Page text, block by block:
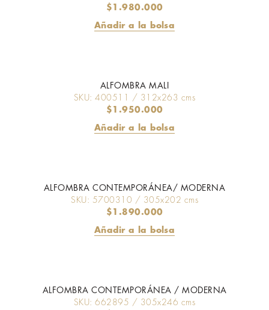
$ 1.980.000
Añadir a la bolsa
ALFOMBRA MALI
SKU: 400511 / 312x263 cms
$ 1.950.000
Añadir a la bolsa
ALFOMBRA CONTEMPORÁNEA/ MODERNA
SKU: 5700310 / 305x202 cms
$ 1.890.000
Añadir a la bolsa
ALFOMBRA CONTEMPORÁNEA / MODERNA
SKU: 662895 / 305x246 cms